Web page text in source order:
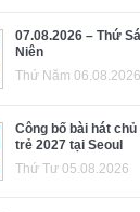
07.08.2026 – Thứ
Niên
Thứ Năm 06.08.2026
Công bố bài hát
trẻ 2027 tại Seoul
Thứ Tư 05.08.2026